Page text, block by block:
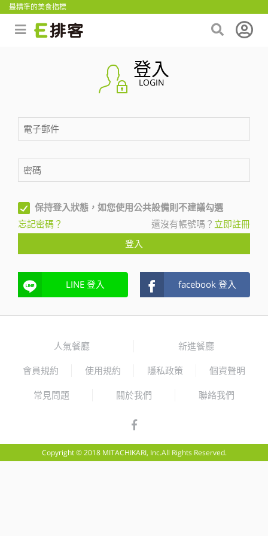
最精準的美食指標
登入
LOGIN
保持登入狀態，如您使用公共設備則不建議勾選
忘記密碼？
還沒有帳號嗎？ 立即註冊
登入
LINE 登入 facebook 登入
人氣餐廳 新進餐廳
會員規約 使用規約 隱私政策 個資聲明
常見問題 關於我們 聯絡我們
Copyright © 2018 MITACHIKARI, Inc.All Rights Reserved.